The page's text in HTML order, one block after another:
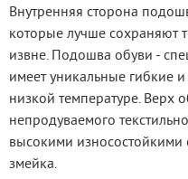
Внутренняя сторона
которые лучше сохраняют
извне. Подошва обуви -
имеет уникальные гибкие
низкой температуре. Верх
непродуваемого
высокими износостойкими
змейка.